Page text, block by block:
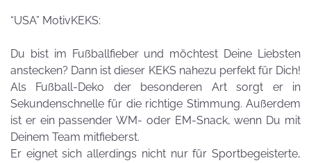
“USA” MotivKEKS:
Du bist im Fußballfieber und möchtest Deine Liebsten
anstecken? Dann ist dieser KEKS nahezu perfekt für Dich!
Als Fußball-Deko der besonderen Art sorgt er in
Sekundenschnelle für die richtige Stimmung. Außerdem
ist er ein passender WM- oder EM-Snack, wenn Du mit
Deinem Team mitfieberst.
Er eignet sich allerdings nicht nur für Sportbegeisterte,